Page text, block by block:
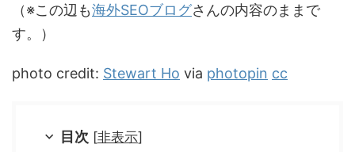
（※この辺も海外SEOブログさんの内容のままで
す。）
photo credit: Stewart Ho via photopin cc
目次 [非表示]